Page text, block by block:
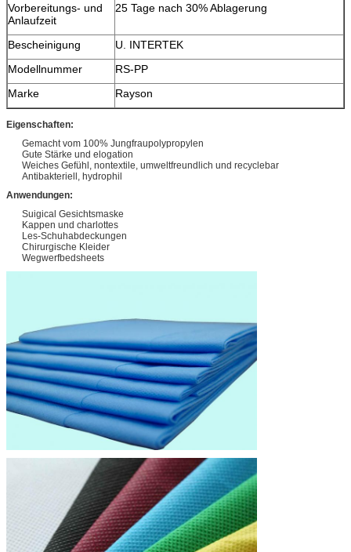
Vorbereitungs- und
Anlaufzeit
25 Tage nach 30% Ablagerung
Bescheinigung
U. INTERTEK
Modellnummer
RS-PP
Marke
Rayson
Eigenschaften:
Gemacht vom 100% Jungfraupolypropylen
Gute Stärke und elogation
Weiches Gefühl, nontextile, umweltfreundlich und recyclebar
Antibakteriell, hydrophil
Anwendungen:
Suigical Gesichtsmaske
Kappen und charlottes
Les-Schuhabdeckungen
Chirurgische Kleider
Wegwerfbedsheets